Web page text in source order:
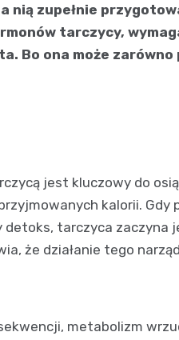
nią zupełnie
tarczycy,
Bo ona może zarówno
jest kluczowy do
kalorii. Gdy
detoks, tarczyca zaczyna
że działanie tego
metabolizm